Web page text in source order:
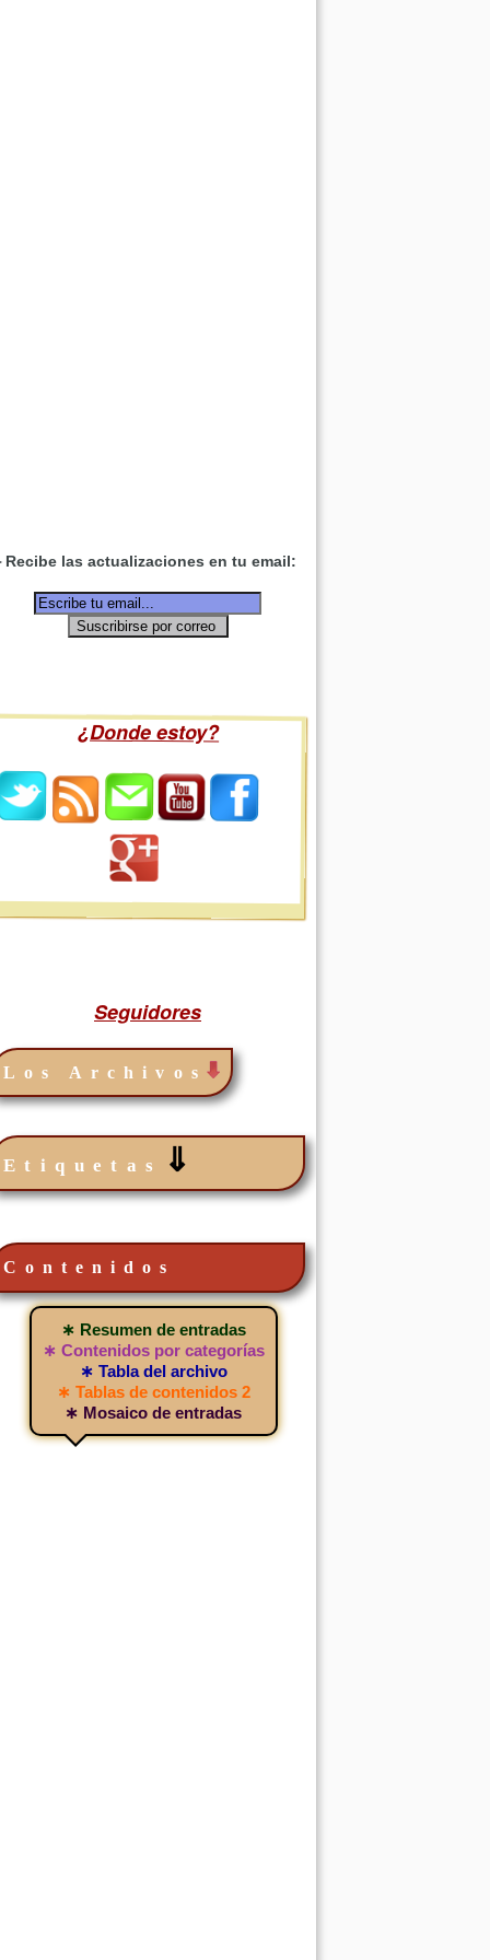
las actualizaciones en tu email:
¿Donde estoy?
Seguidores
Los Archivos
Etiquetas ⇓
Contenidos
∗ Resumen de entradas
∗ Contenidos por categorías
∗ Tabla del archivo
∗ Tablas de contenidos 2
∗ Mosaico de entradas